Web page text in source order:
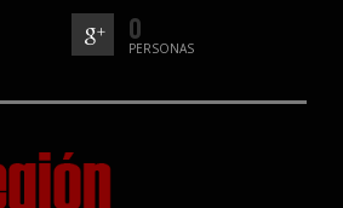
0
PERSONAS